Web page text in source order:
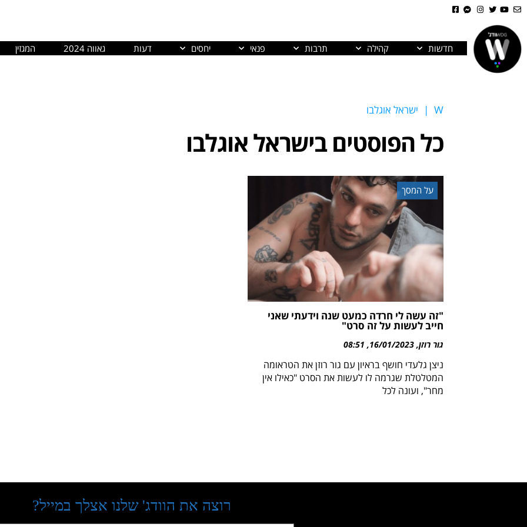
חדשות קהילה תרבות פנאי יחסים דעות גאווה 2024 המגזין
W
| ישראל אוגלבו
כל הפוסטים בישראל אוגלבו
על המסך
"זה עשה לי חרדה כמעט שנה וידעתי שאני
חייב לעשות על זה סרט"
גור רוזן 16/01/2023
08:51
ניצן גלעדי חושף בראיון עם גור רוזן את הטראומה
המטלטלת שגרמה לו לעשות את הסרט "כאילו אין
מחר", ועונה לכל